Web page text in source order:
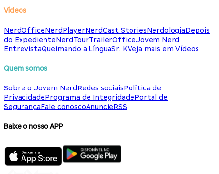
Vídeos
NerdOfficeNerdPlayerNerdCast StoriesNerdologiaDepois
do ExpedienteNerdTourTrailerOfficeJovem Nerd
EntrevistaQueimando a LínguaSr. KVeja mais em Vídeos
Quem somos
Sobre o Jovem NerdRedes sociaisPolítica de
PrivacidadePrograma de IntegridadePortal de
SegurançaFale conoscoAnuncieRSS
Baixe o nosso APP